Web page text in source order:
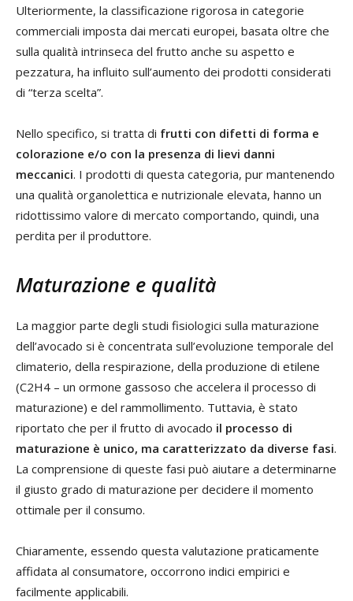
Ulteriormente, la classificazione rigorosa in categorie
commerciali imposta dai mercati europei, basata oltre che
sulla qualità intrinseca del frutto anche su aspetto e
pezzatura, ha influito sull’aumento dei prodotti considerati
di “terza scelta”.
Nello specifico, si tratta di frutti con difetti di forma e
colorazione e/o con la presenza di lievi danni
meccanici. I prodotti di questa categoria, pur mantenendo
una qualità organolettica e nutrizionale elevata, hanno un
ridottissimo valore di mercato comportando, quindi, una
perdita per il produttore.
Maturazione e qualità
La maggior parte degli studi fisiologici sulla maturazione
dell’avocado si è concentrata sull’evoluzione temporale del
climaterio, della respirazione, della produzione di etilene
(C2H4 – un ormone gassoso che accelera il processo di
maturazione) e del rammollimento. Tuttavia, è stato
riportato che per il frutto di avocado il processo di
maturazione è unico, ma caratterizzato da diverse fasi.
La comprensione di queste fasi può aiutare a determinarne
il giusto grado di maturazione per decidere il momento
ottimale per il consumo.
Chiaramente, essendo questa valutazione praticamente
affidata al consumatore, occorrono indici empirici e
facilmente applicabili.